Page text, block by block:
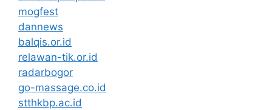
mogfest
dannews
balqis.or.id
relawan-tik.or.id
radarbogor
go-massage.co.id
stthkbp.ac.id